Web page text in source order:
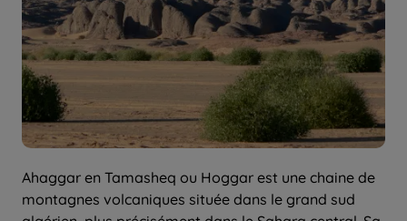
Ahaggar en Tamasheq ou Hoggar est une chaine de
montagnes volcaniques située dans le grand sud